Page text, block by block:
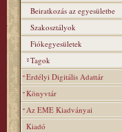
Beiratkozás az egyesületbe
Szakosztályok
Fiókegyesületek
Tagok
Erdélyi Digitális Adattár
Könyvtár
Az EME Kiadványai
Kiadó